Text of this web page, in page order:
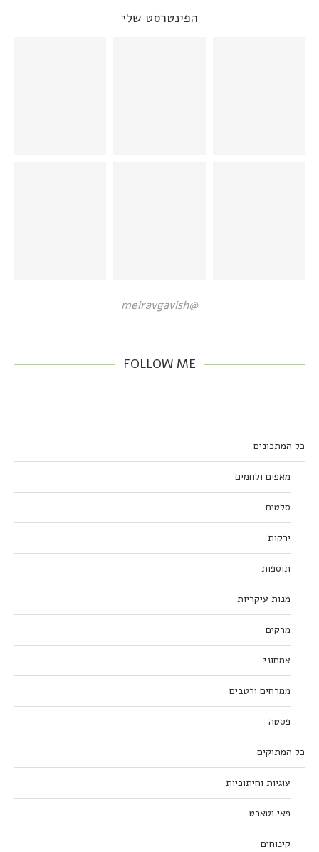
הפינטרסט שלי
@meiravgavish
FOLLOW ME
כל המתכונים
מאפים ולחמים
סלטים
ירקות
תוספות
מנות עיקריות
מרקים
צמחוני
ממרחים ורטבים
פסטה
כל המתוקים
עוגיות וחיתוכיות
פאי וטארט
קינוחים